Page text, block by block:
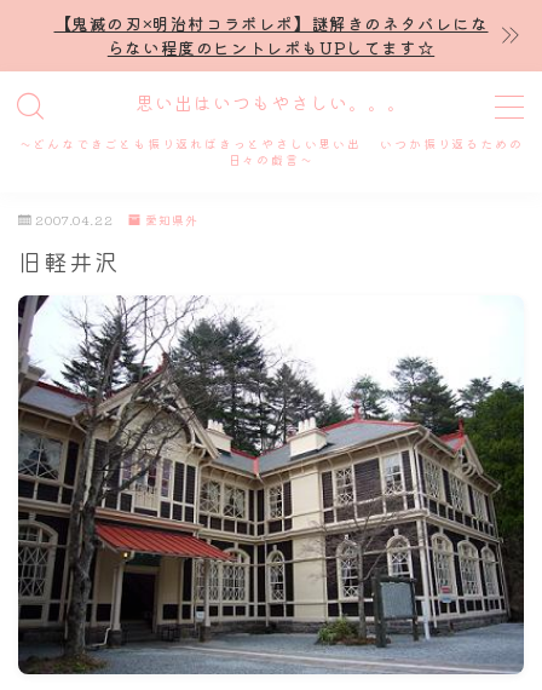
【鬼滅の刃×明治村コラボレポ】謎解きのネタバレにな
らない程度のヒントレポもUPしてます☆
思い出はいつもやさしい。。。
～どんなできごとも振り返ればきっとやさしい思い出 いつか振り返るための
日々の戯言～
MENU
プロフィール
謎解き
ホテル滞在記
舞台・ライブ
名古屋
ナナちゃん人形
2007.04.22 愛知県外
旧軽井沢